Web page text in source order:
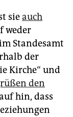
sieauch
weder
Standesamt
der
Kirche“ und
den
hin, dass